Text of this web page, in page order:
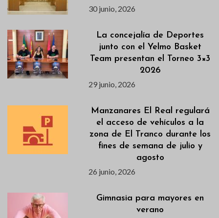
30 junio, 2026
La concejalía de Deportes
junto con el Yelmo Basket
Team presentan el Torneo 3×3
2026
29 junio, 2026
Manzanares El Real regulará
el acceso de vehículos a la
zona de El Tranco durante los
fines de semana de julio y
agosto
26 junio, 2026
Gimnasia para mayores en
verano